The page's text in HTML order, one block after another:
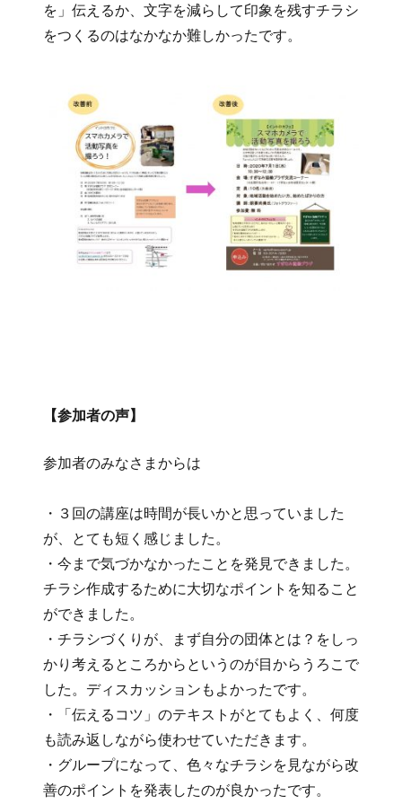
を」伝えるか、文字を減らして印象を残すチラシ
をつくるのはなかなか難しかったです。
【参加者の声】
参加者のみなさまからは
・３回の講座は時間が長いかと思っていました
が、とても短く感じました。
・今まで気づかなかったことを発見できました。
チラシ作成するために大切なポイントを知ること
ができました。
・チラシづくりが、まず自分の団体とは？をしっ
かり考えるところからというのが目からうろこで
した。ディスカッションもよかったです。
・「伝えるコツ」のテキストがとてもよく、何度
も読み返しながら使わせていただきます。
・グループになって、色々なチラシを見ながら改
善のポイントを発表したのが良かったです。